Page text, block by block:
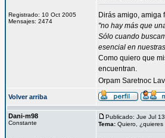
Registrado: 10 Oct 2005
Mensajes: 2474
Dirás amigo, amiga
"no hay más que
Sólo cuando
esencial en
Como quiero que
encuentran.
Orpam Saretnoc
Volver arriba
Dani-m98
Constante
Publicado: Jue Jul
Tema: Quiero, ¿quieres